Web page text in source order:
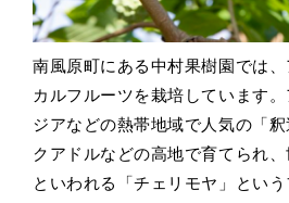
南風原町にある中村果樹園では
カルフルーツを栽培しています
ジアなどの熱帯地域で人気の「
クアドルなどの高地で育てられ
といわれる「チェリモヤ」とい